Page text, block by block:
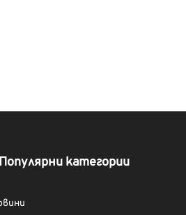
категории